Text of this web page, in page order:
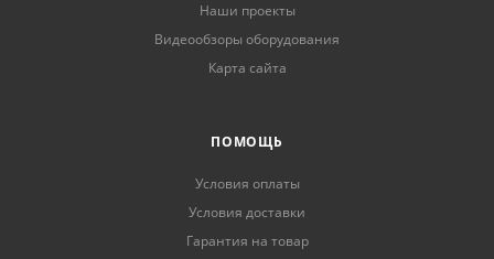
Наши проекты
Видеообзоры оборудования
Карта сайта
ПОМОЩЬ
Условия оплаты
Условия доставки
Гарантия на товар